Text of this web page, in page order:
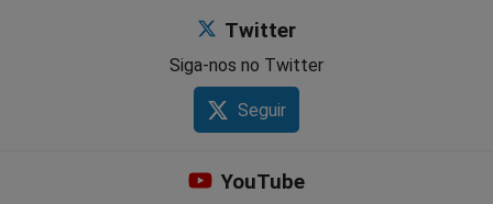
Twitter
Siga-nos no Twitter
Seguir
YouTube